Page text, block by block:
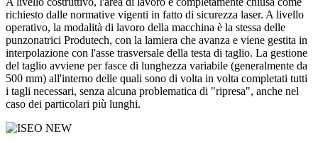
richiesto dalle normative vigenti in fatto di sicurezza laser. A livello
operativo, la modalità di lavoro della macchina è la stessa delle
punzonatrici Produtech, con la lamiera che avanza e viene gestita in
interpolazione con l'asse trasversale della testa di taglio. La gestione
del taglio avviene per fasce di lunghezza variabile (generalmente da
500 mm) all'interno delle quali sono di volta in volta completati tutti
i tagli necessari, senza alcuna problematica di "ripresa", anche nel
caso dei particolari più lunghi.